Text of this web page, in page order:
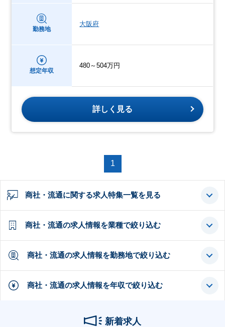
勤務地
大阪府
想定年収
480～504万円
詳しく見る
1
商社・流通に関する求人特集一覧を見る
商社・流通の求人情報を業種で絞り込む
商社・流通の求人情報を勤務地で絞り込む
商社・流通の求人情報を年収で絞り込む
新着求人